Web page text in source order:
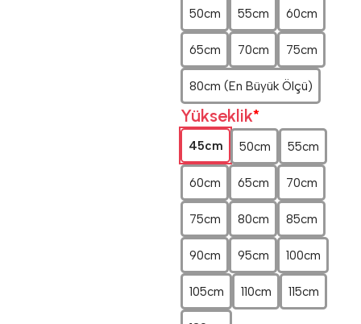
50cm 55cm 60cm
65cm 70cm 75cm
80cm (En Büyük Ölçü)
*
Yükseklik
45cm 50cm 55cm
60cm 65cm 70cm
75cm 80cm 85cm
90cm 95cm 100cm
105cm 110cm 115cm